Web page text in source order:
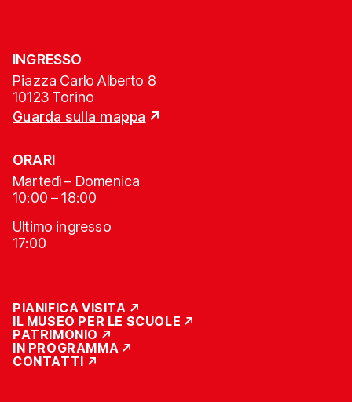
INGRESSO
Piazza Carlo Alberto 8
10123 Torino
Guarda sulla mappa
ORARI
Martedì – Domenica
10:00 – 18:00
Ultimo ingresso
17:00
PIANIFICA VISITA
IL MUSEO PER LE SCUOLE
PATRIMONIO
IN PROGRAMMA
CONTATTI